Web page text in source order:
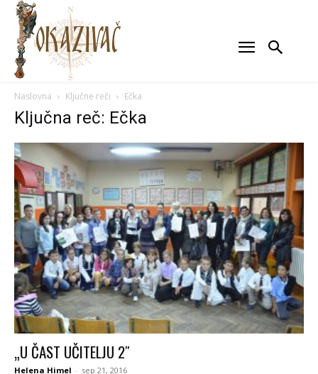
Naslovna Ključne reči Ečka
Ključna reč: Ečka
„U ČAST UČITELJU 2″
Helena Himel - sep 21, 2016